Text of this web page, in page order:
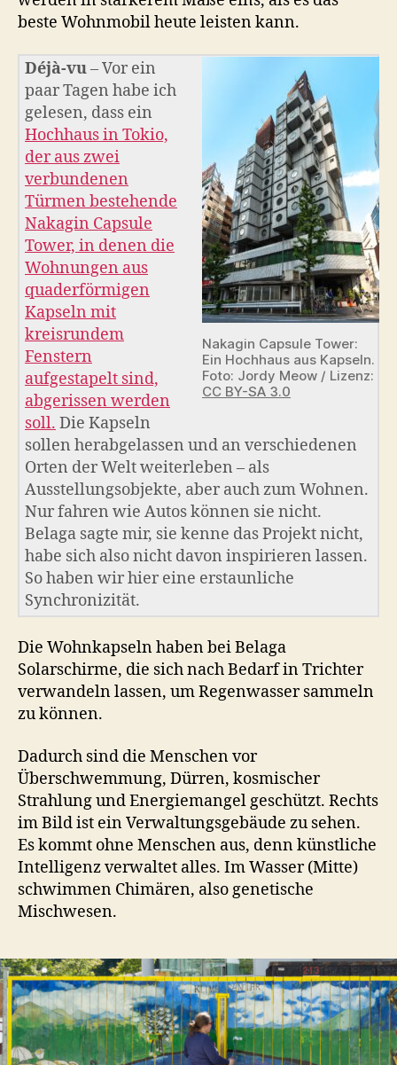
beste Wohnmobil heute leisten kann.
Nakagin Capsule Tower:
Ein Hochhaus aus Kapseln.
Foto: Jordy Meow / Lizenz:
CC BY-SA 3.0
Déjà-vu– Vor ein
paar Tagen habe ich
gelesen, dass ein
Hochhaus in Tokio,
der aus zwei
verbundenen
Türmen bestehende
Nakagin Capsule
Tower, in denen die
Wohnungen aus
quaderförmigen
Kapseln mit
kreisrundem
Fenstern
aufgestapelt sind,
abgerissen werden
soll. Die Kapseln
sollen herabgelassen und an verschiedenen
Orten der Welt weiterleben – als
Ausstellungsobjekte, aber auch zum Wohnen.
Nur fahren wie Autos können sie nicht.
Belaga sagte mir, sie kenne das Projekt nicht,
habe sich also nicht davon inspirieren lassen.
So haben wir hier eine erstaunliche
Synchronizität.
Die Wohnkapseln haben bei Belaga
Solarschirme, die sich nach Bedarf in Trichter
verwandeln lassen, um Regenwasser sammeln
zu können.
Dadurch sind die Menschen vor
Überschwemmung, Dürren, kosmischer
Strahlung und Energiemangel geschützt. Rechts
im Bild ist ein Verwaltungsgebäude zu sehen.
Es kommt ohne Menschen aus, denn künstliche
Intelligenz verwaltet alles. Im Wasser (Mitte)
schwimmen Chimären, also genetische
Mischwesen.